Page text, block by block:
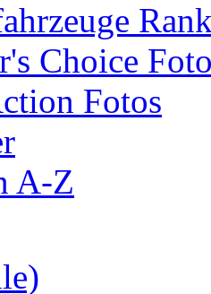
Choice
Fotos
A-Z